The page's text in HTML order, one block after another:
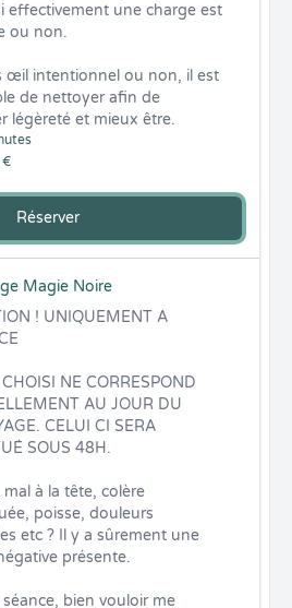
€
effectivement une charge est
ou non.
œil intentionnel ou non, il est
de nettoyer afin de
légèreté et mieux être.
Réserver
Magie Noire
! UNIQUEMENT A
NE CORRESPOND
AU JOUR DU
CELUI CI SERA
SOUS 48H.
mal à la tête, colère
poisse, douleurs
etc ? Il y a sûrement une
présente.
séance, bien vouloir me